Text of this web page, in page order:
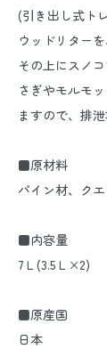
(引き出し式ト
ウッドリター
その上にスノ
さぎやモルモ
ますので、排
■原材料
パイン材、ク
■内容量
7Ｌ(3.5Ｌ×2)
■原産国
日本